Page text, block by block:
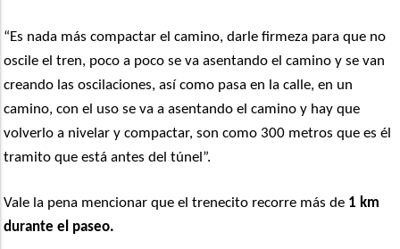
“Es nada más compactar el camino, darle firmeza para que no
oscile el tren, poco a poco se va asentando el camino y se van
creando las oscilaciones, así como pasa en la calle, en un
camino, con el uso se va a asentando el camino y hay que
volverlo a nivelar y compactar, son como 300 metros que es él
tramito que está antes del túnel”.
Vale la pena mencionar que el trenecito recorre más de 1 km
durante el paseo.